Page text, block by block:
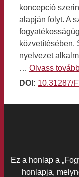
koncepció
alapján folyt. A
közvetítésében.
nyelvezet
… Olvass
DOI: 10.31287/
Ez a honlap a
honlapja,